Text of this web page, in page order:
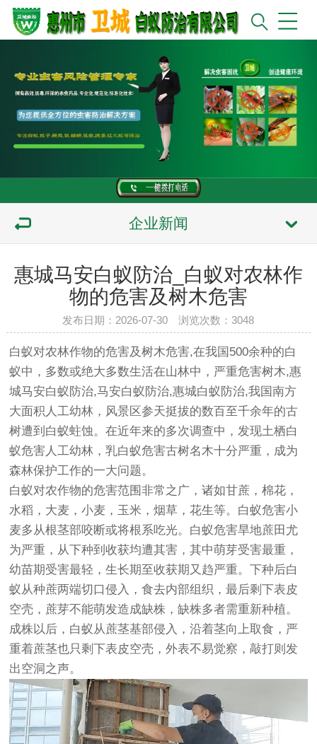
企业新闻
惠城马安白蚁防治_白蚁对农林作
物的危害及树木危害
发布日期：2026-07-30 浏览次数：3048
白蚁对农林作物的危害及树木危害,在我国500余种的白
蚁中，多数或绝大多数生活在山林中，严重危害树木,惠
城马安白蚁防治,马安白蚁防治,惠城白蚁防治,我国南方
大面积人工幼林，风景区参天挺拔的数百至千余年的古
树遭到白蚁蛀蚀。在近年来的多次调查中，发现土栖白
蚁危害人工幼林，乳白蚁危害古树名木十分严重，成为
森林保护工作的一大问题。
白蚁对农作物的危害范围非常之广，诸如甘蔗，棉花，
水稻，大麦，小麦，玉米，烟草，花生等。白蚁危害小
麦多从根茎部咬断或将根系吃光。白蚁危害旱地蔗田尤
为严重，从下种到收获均遭其害，其中萌芽受害最重，
幼苗期受害最轻，生长期至收获期又趋严重。下种后白
蚁从种蔗两端切口侵入，食去内部组织，最后剩下表皮
空壳，蔗芽不能萌发造成缺株，缺株多者需重新种植。
成株以后，白蚁从蔗茎基部侵入，沿着茎向上取食，严
重着蔗茎也只剩下表皮空壳，外表不易觉察，敲打则发
出空洞之声。